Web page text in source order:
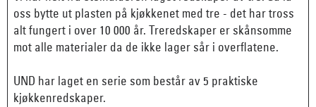
oss bytte ut plasten på kjøkkenet med tre - det har tross
alt fungert i over 10 000 år. Treredskaper er skånsomme
mot alle materialer da de ikke lager sår i overflatene.
UND har laget en serie som består av 5 praktiske
kjøkkenredskaper.